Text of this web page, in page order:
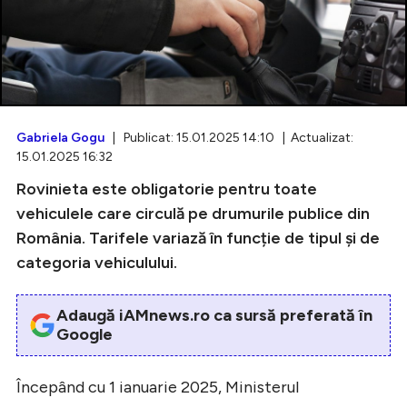
Creează cont
Gabriela Gogu | Publicat: 15.01.2025 14:10 | Actualizat:
15.01.2025 16:32
Rovinieta este obligatorie pentru toate
vehiculele care circulă pe drumurile publice din
România. Tarifele variază în funcție de tipul și de
categoria vehiculului.
Adaugă iAMnews.ro ca sursă preferată în
Google
Începând cu 1 ianuarie 2025, Ministerul